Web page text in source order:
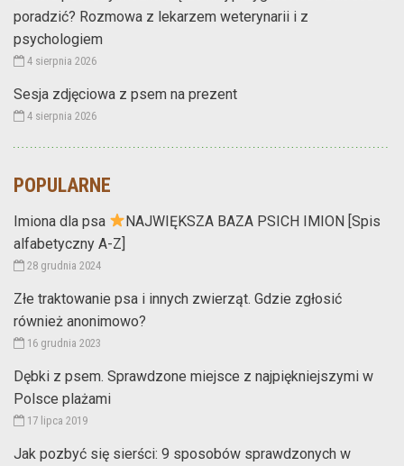
poradzić? Rozmowa z lekarzem weterynarii i z
psychologiem
4 sierpnia 2026
Sesja zdjęciowa z psem na prezent
4 sierpnia 2026
POPULARNE
Imiona dla psa
NAJWIĘKSZA BAZA PSICH IMION [Spis
alfabetyczny A-Z]
28 grudnia 2024
Złe traktowanie psa i innych zwierząt. Gdzie zgłosić
również anonimowo?
16 grudnia 2023
Dębki z psem. Sprawdzone miejsce z najpiękniejszymi w
Polsce plażami
17 lipca 2019
Jak pozbyć się sierści: 9 sposobów sprawdzonych w